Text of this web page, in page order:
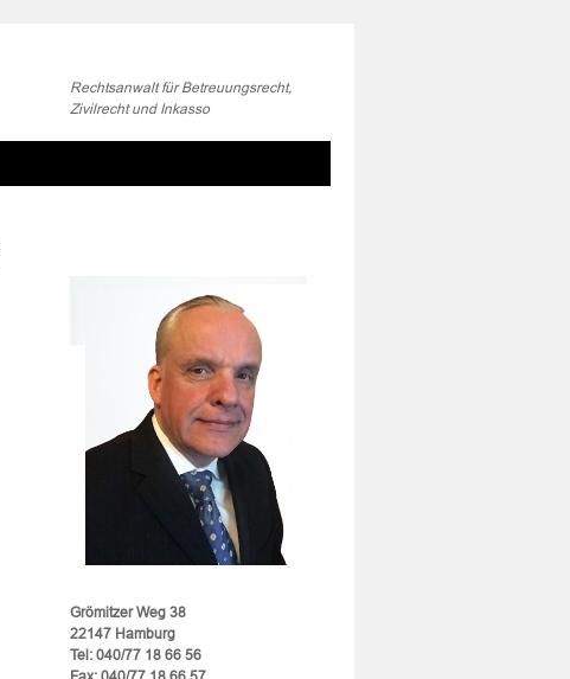
Rechtsanwalt für Betreuungsrecht,
Zivilrecht und Inkasso
Grömitzer Weg 38
22147 Hamburg
Tel: 040/77 18 66 56